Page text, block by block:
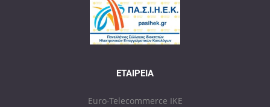
ΕΤΑΙΡΕΊΑ
Euro-Telecommerce IKE